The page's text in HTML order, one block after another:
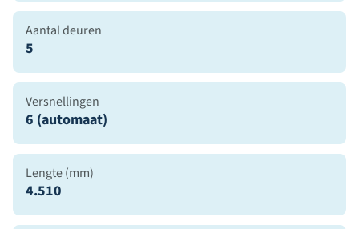
Aantal deuren
5
Versnellingen
6 (automaat)
Lengte (mm)
4.510